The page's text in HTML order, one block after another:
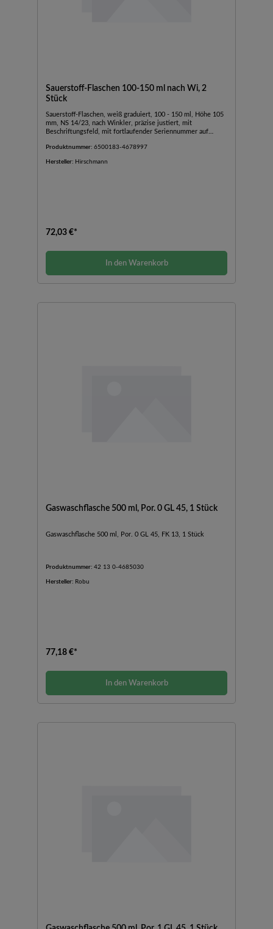
Sauerstoff-Flaschen 100-150 ml nach Wi, 2
Stück
Sauerstoff-Flaschen, weiß graduiert, 100 - 150 ml, Höhe 105
mm, NS 14/23, nach Winkler, präzise justiert, mit
Beschriftungsfeld, mit fortlaufender Seriennummer auf
Produktnummer: 6500183-4678997
Hersteller: Hirschmann
72,03 €*
In den Warenkorb
Gaswaschflasche 500 ml, Por. 0 GL 45, 1 Stück
Gaswaschflasche 500 ml, Por. 0 GL 45, FK 13, 1 Stück
Produktnummer: 42 13 0-4685030
Hersteller: Robu
77,18 €*
In den Warenkorb